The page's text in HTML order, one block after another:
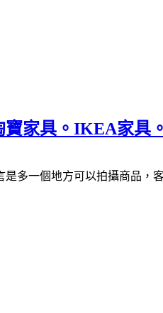
寶家具。IKEA家具。
多一個地方可以拍攝商品，